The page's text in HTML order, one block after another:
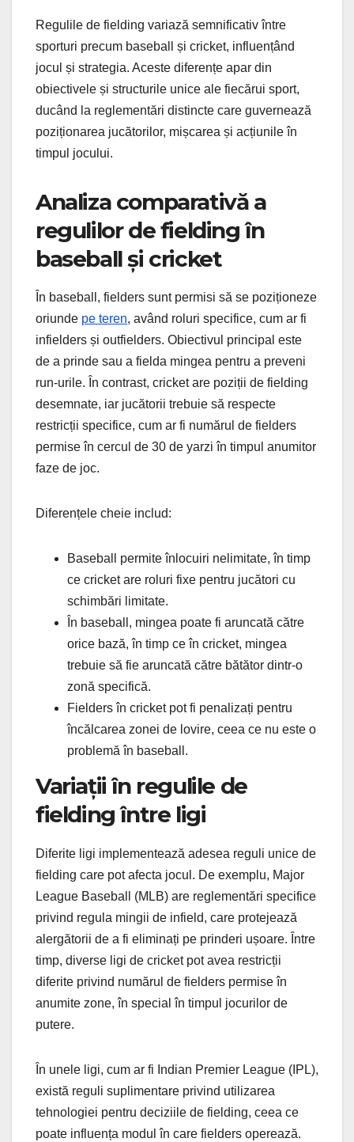
Regulile de fielding variază semnificativ între
sporturi precum baseball și cricket, influențând
jocul și strategia. Aceste diferențe apar din
obiectivele și structurile unice ale fiecărui sport,
ducând la reglementări distincte care guvernează
poziționarea jucătorilor, mișcarea și acțiunile în
timpul jocului.
Analiza comparativă a
regulilor de fielding în
baseball și cricket
În baseball, fielders sunt permisi să se poziționeze
oriunde pe teren, având roluri specifice, cum ar fi
infielders și outfielders. Obiectivul principal este
de a prinde sau a fielda mingea pentru a preveni
run-urile. În contrast, cricket are poziții de fielding
desemnate, iar jucătorii trebuie să respecte
restricții specifice, cum ar fi numărul de fielders
permise în cercul de 30 de yarzi în timpul anumitor
faze de joc.
Diferențele cheie includ:
Baseball permite înlocuiri nelimitate, în timp
ce cricket are roluri fixe pentru jucători cu
schimbări limitate.
În baseball, mingea poate fi aruncată către
orice bază, în timp ce în cricket, mingea
trebuie să fie aruncată către bătător dintr-o
zonă specifică.
Fielders în cricket pot fi penalizați pentru
încălcarea zonei de lovire, ceea ce nu este o
problemă în baseball.
Variații în regulile de
fielding între ligi
Diferite ligi implementează adesea reguli unice de
fielding care pot afecta jocul. De exemplu, Major
League Baseball (MLB) are reglementări specifice
privind regula mingii de infield, care protejează
alergătorii de a fi eliminați pe prinderi ușoare. Între
timp, diverse ligi de cricket pot avea restricții
diferite privind numărul de fielders permise în
anumite zone, în special în timpul jocurilor de
putere.
În unele ligi, cum ar fi Indian Premier League (IPL),
există reguli suplimentare privind utilizarea
tehnologiei pentru deciziile de fielding, ceea ce
poate influența modul în care fielders operează.